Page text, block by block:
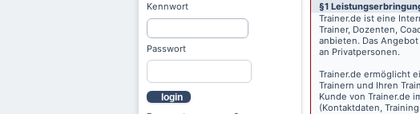
Kennwort
Passwort
login
§1
Trainer.de ist eine
Trainer, Dozenten,
anbieten. Das
an Privatpersonen.
Trainer.de ermöglicht
Trainern und Ihren
Kunde von Trainer.de
(Kontaktdaten,